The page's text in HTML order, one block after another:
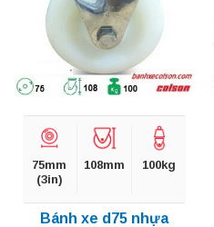
75mm
(3in)
108mm 100kg
Bánh xe d75 nhựa